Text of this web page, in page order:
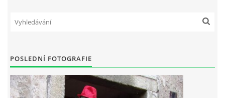
POSLEDNÍ FOTOGRAFIE